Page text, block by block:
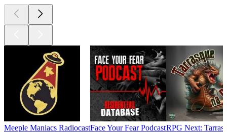
Meeple Maniacs RadiocastFace Your Fear PodcastRPG Next: